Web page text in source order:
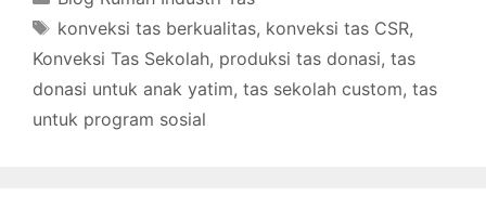
Tags
konveksi tas berkualitas, konveksi tas CSR,
Konveksi Tas Sekolah, produksi tas donasi, tas
donasi untuk anak yatim, tas sekolah custom, tas
untuk program sosial